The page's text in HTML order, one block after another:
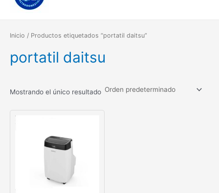
Inicio / Productos etiquetados “portatil daitsu”
portatil daitsu
Mostrando el único resultado